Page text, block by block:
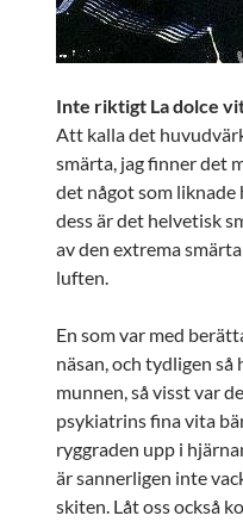
Inte riktigt La dolce
Att kalla det
smärta, jag finner det
det något som liknade
dess är det helvetisk
av den extrema
luften.
En som var med
näsan, och tydligen
munnen, så visst var
psykiatrins fina vita
ryggraden upp i
är sannerligen inte
skiten. Låt oss också